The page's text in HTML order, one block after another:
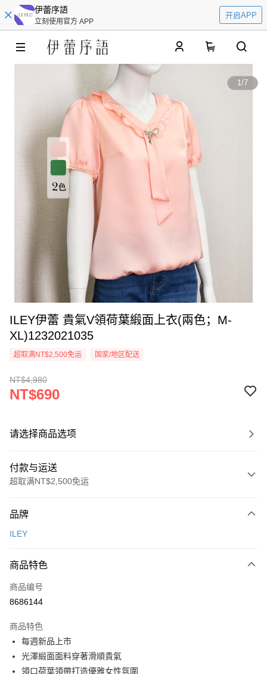
伊蕾序語
立刻使用官方 APP
开启APP
1/7
ILEY伊蕾 貴氣V領荷葉緞面上衣(兩色；M-
XL)1232021035
超取满NT$2,500免运 国家/地区配送
NT$4,980
NT$690
请选择商品选项
付款与运送
超取满NT$2,500免运
信用卡一次付款
3期 0利率，每期
合作金库商业银行
上海商业储蓄银行
台湾中小企业银行
汇丰（台湾）商业银行
联邦商业银行
元大商业银行
超商取货付款
LINE Pay
Apple Pay
街口支付
品牌
ILEY
商品特色
商品编号
8686144
商品特色
每週新品上市
光澤緞面面料穿著滑順貴氣
領口荷葉領帶打造優雅女性氛圍